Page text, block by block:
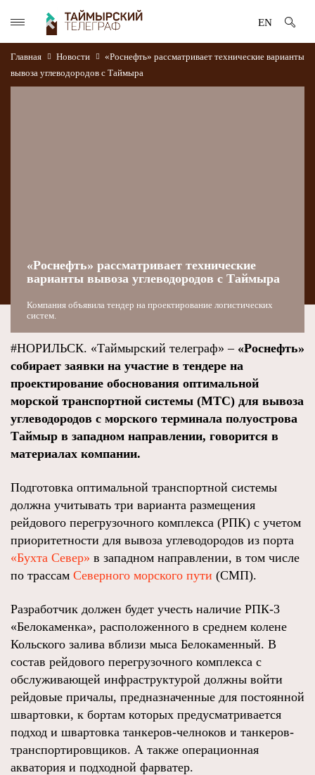
EN
Главная Новости
«Роснефть» рассматривает технические варианты
вывоза углеводородов с Таймыра
«Роснефть» рассматривает технические
варианты вывоза углеводородов с Таймыра
Компания объявила тендер на проектирование логистических
систем.
#НОРИЛЬСК. «Таймырский телеграф» – «Роснефть»
собирает заявки на участие в тендере на
проектирование обоснования оптимальной
морской транспортной системы (МТС) для вывоза
углеводородов с морского терминала полуострова
Таймыр в западном направлении, говорится в
материалах компании.
Подготовка оптимальной транспортной системы
должна учитывать три варианта размещения
рейдового перегрузочного комплекса (РПК) с учетом
приоритетности для вывоза углеводородов из порта
«Бухта Север» в западном направлении, в том числе
по трассам Северного морского пути (СМП).
Разработчик должен будет учесть наличие РПК-3
«Белокаменка», расположенного в среднем колене
Кольского залива вблизи мыса Белокаменный. В
состав рейдового перегрузочного комплекса с
обслуживающей инфраструктурой должны войти
рейдовые причалы, предназначенные для постоянной
швартовки, к бортам которых предусматривается
подход и швартовка танкеров-челноков и танкеров-
транспортировщиков. А также операционная
акватория и подходной фарватер.